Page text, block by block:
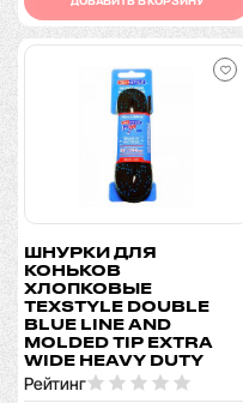
ШНУРКИ ДЛЯ
КОНЬКОВ
ХЛОПКОВЫЕ
TEXSTYLE DOUBLE
BLUE LINE AND
MOLDED TIP EXTRA
WIDE HEAVY DUTY
Рейтинг